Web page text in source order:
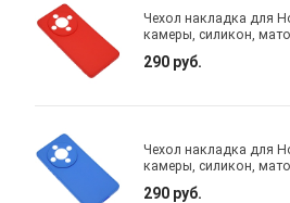
Чехол накладка для
камеры, силикон,
290 руб.
Чехол накладка для
камеры, силикон,
290 руб.